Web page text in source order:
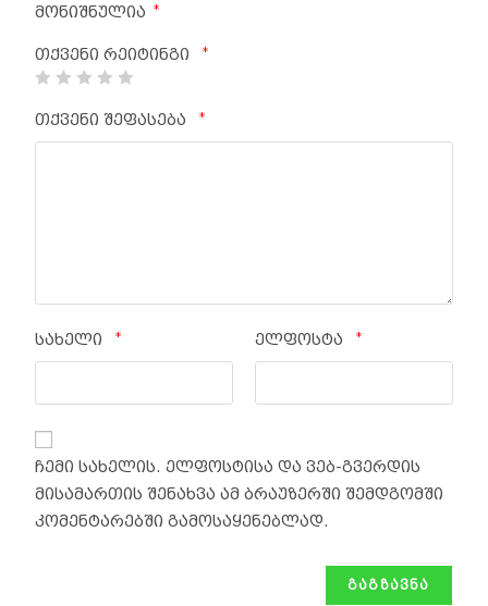
მონიშნულია
*
თქვენი რეიტინგი *
თქვენი შეფასება *
სახელი * ელფოსტა *
ჩემი სახელის. ელფოსტისა და ვებ-გვერდის
მისამართის შენახვა ამ ბრაუზერში შემდგომში
კომენტარებში გამოსაყენებლად.